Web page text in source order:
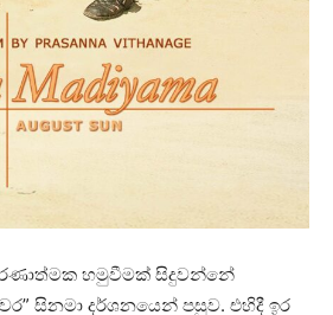
හමුවීමක් සිදුවන්නේ
සිනමා දර්ශනයෙන් පසුව. එහිදී ඉර